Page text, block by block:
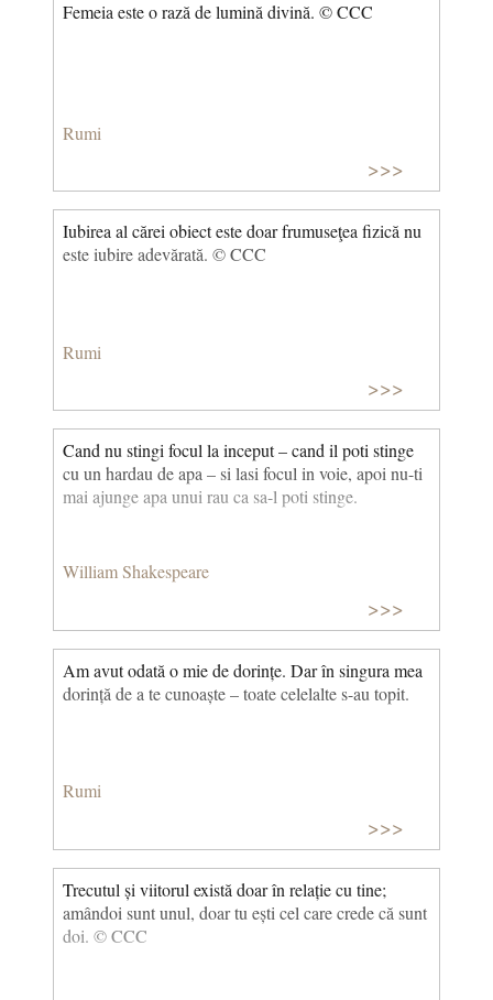
Femeia este o rază de lumină divină. © CCC
Rumi
>>>
Iubirea al cărei obiect este doar frumuseţea fizică nu
este iubire adevărată. © CCC
Rumi
>>>
Cand nu stingi focul la inceput – cand il poti stinge
cu un hardau de apa – si lasi focul in voie, apoi nu-ti
mai ajunge apa unui rau ca sa-l poti stinge.
William Shakespeare
>>>
Am avut odată o mie de dorințe. Dar în singura mea
dorință de a te cunoaște – toate celelalte s-au topit.
Rumi
>>>
Trecutul și viitorul există doar în relație cu tine;
amândoi sunt unul, doar tu ești cel care crede că sunt
doi. © CCC